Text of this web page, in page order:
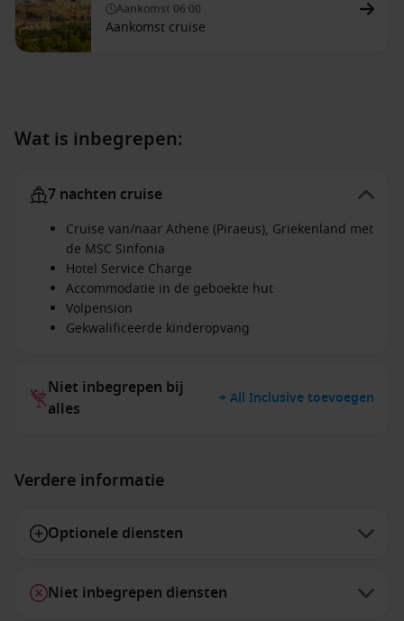
Aankomst 06:00
Aankomst cruise
Wat is inbegrepen:
7 nachten cruise
Cruise van/naar Athene (Piraeus), Griekenland met
de MSC Sinfonia
Hotel Service Charge
Accommodatie in de geboekte hut
Volpension
Gekwalificeerde kinderopvang
Niet inbegrepen bij
alles
+ All Inclusive toevoegen
Verdere informatie
Optionele diensten
Niet inbegrepen diensten